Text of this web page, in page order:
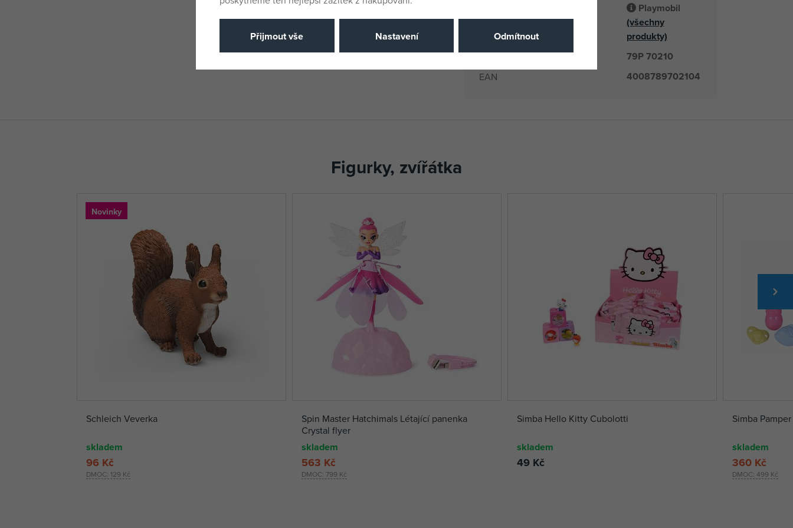
Výrobce / Dodavatel
Playmobil
(všechny
produkty)
Katalogové číslo 79P 70210
EAN 4008789702104
Figurky, zvířátka
Novinky
Schleich Veverka
skladem
DMOC: 129 Kč
96 Kč
Spin Master Hatchimals Létající panenka
Crystal flyer
skladem
DMOC: 799 Kč
563 Kč
Simba Hello Kitty Cubolotti
skladem
49 Kč
Simba
skladem
DMOC: 499 Kč
360 Kč
Přijmout vše Nastavení Odmítnout